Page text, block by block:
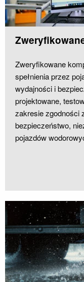
Zweryfikowane
spełnienia przez
wydajności i
projektowane,
zakresie zgodności
bezpieczeństwo,
pojazdów